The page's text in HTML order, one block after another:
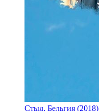
Стыд. Бельгия (2018)